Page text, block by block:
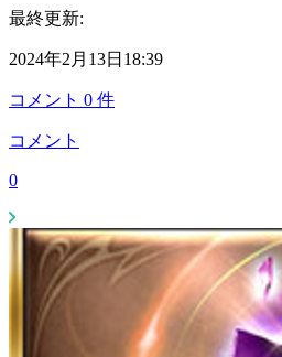
最終更新:
2024年2月13日18:39
コメント 0 件
コメント
0